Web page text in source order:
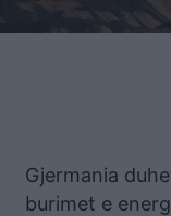
Gjermania
burimet e